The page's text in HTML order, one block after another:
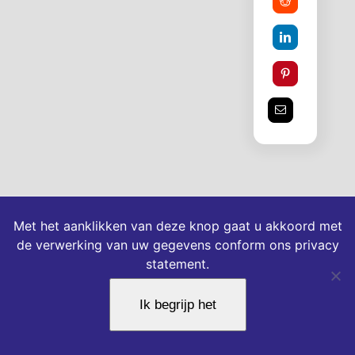
Met het aanklikken van deze knop gaat u akkoord met
de verwerking van uw gegevens conform ons privacy
statement.
Ik begrijp het